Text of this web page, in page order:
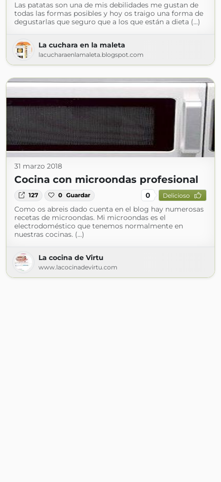
Las patatas son una de mis debilidades me gustan de
todas las formas posibles y hoy os traigo una forma de
degustarlas que seguro que a los que están a dieta (...)
La cuchara en la maleta
lacucharaenlamaleta.blogspot.com
31 marzo 2018
Cocina con microondas profesional
127 0 Guardar 0 Delicioso
Como os abreis dado cuenta en el blog hay numerosas
recetas de microondas. Mi microondas es el
electrodoméstico que tenemos normalmente en
nuestras cocinas. (...)
La cocina de Virtu
www.lacocinadevirtu.com